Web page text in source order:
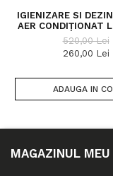
IGIENIZARE SI
AER CONDIȚIONAT
520,00 Lei
260,00 Lei
ADAUGA IN
MAGAZINUL MEU